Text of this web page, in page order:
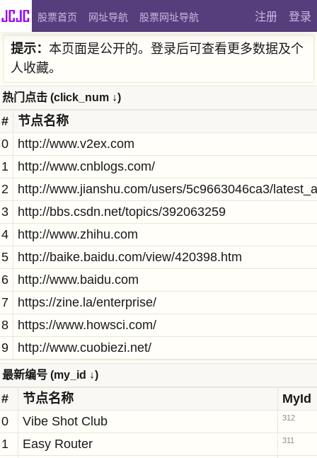
股票首页 网址导航 股票网址导航 注册 登录
提示： 本页面是公开的。登录后可查看更多数据及个
人收藏。
热门点击 (click_num ↓)
#
节点名称
0
http://www.v2ex.com
1
http://www.cnblogs.com/
2
http://www.jianshu.com/users/5c9663046ca3/
3
http://bbs.csdn.net/topics/392063259
4
http://www.zhihu.com
5
http://baike.baidu.com/view/420398.htm
6
http://www.baidu.com
7
https://zine.la/enterprise/
8
https://www.howsci.com/
9
http://www.cuobiezi.net/
最新编号 (my_id ↓)
# 节点名称
MyId
0
Vibe Shot Club 312
1 Easy Router 311